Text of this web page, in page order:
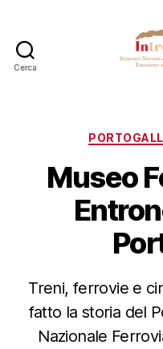
Cerca
Museo
Treni, ferrovie e
fatto la storia del
Nazionale